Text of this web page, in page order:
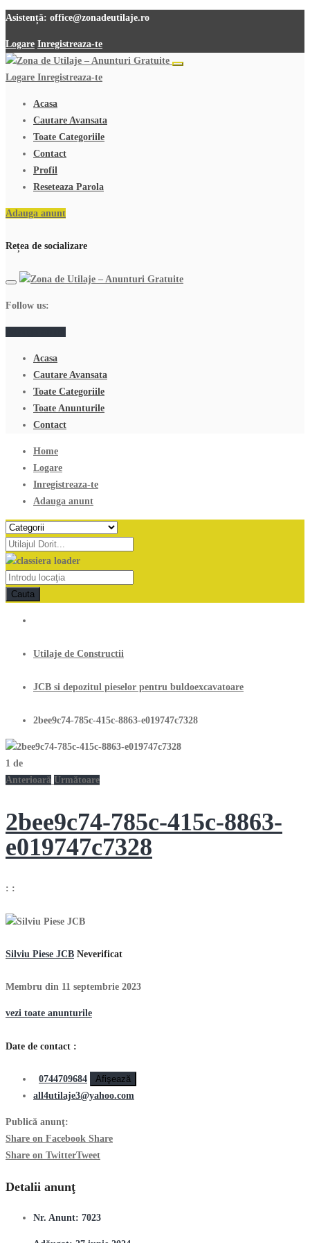
Asistență: office@zonadeutilaje.ro
Logare Inregistreaza-te
Logare Inregistreaza-te
Acasa
Cautare Avansata
Toate Categoriile
Contact
Profil
Reseteaza Parola
Adauga anunt
Rețea de socializare
Follow us:
Acasa
Cautare Avansata
Toate Categoriile
Toate Anunturile
Contact
Home
Logare
Inregistreaza-te
Adauga anunt
Cauta
Utilaje de Constructii
JCB si depozitul pieselor pentru buldoexcavatoare
2bee9c74-785c-415c-8863-e019747c7328
1 de
Anterioară Următoare
2bee9c74-785c-415c-8863-
e019747c7328
: :
Silviu Piese JCB Neverificat
Membru din 11 septembrie 2023
vezi toate anunturile
Date de contact :
0744709684
Afişează
all4utilaje3@yahoo.com
Publică anunţ:
Share on Facebook Share
Share on TwitterTweet
Detalii anunţ
Nr. Anunt: 7023